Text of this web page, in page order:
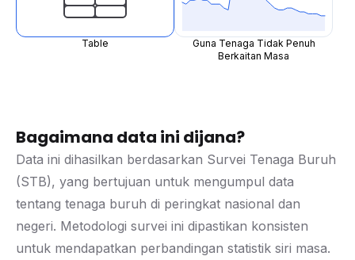
Table
Guna Tenaga Tidak Penuh
Berkaitan Masa
Bagaimana data ini dijana?
Data ini dihasilkan berdasarkan Survei Tenaga Buruh
(STB), yang bertujuan untuk mengumpul data
tentang tenaga buruh di peringkat nasional dan
negeri. Metodologi survei ini dipastikan konsisten
untuk mendapatkan perbandingan statistik siri masa.